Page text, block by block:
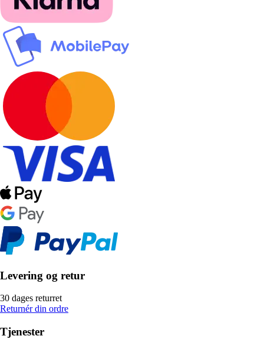
Levering og retur
30 dages returret
Returnér din ordre
Tjenester